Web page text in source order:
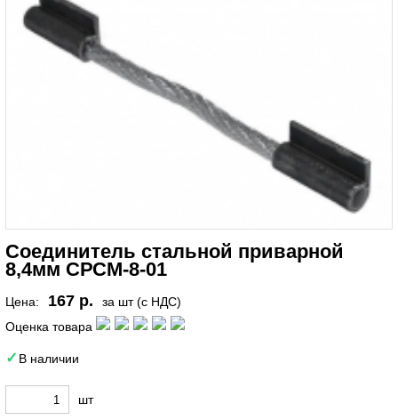
Соединитель стальной приварной
8,4мм СРСМ-8-01
Цена: 167 р.
за шт (с НДС)
Оценка товара
В наличии
шт